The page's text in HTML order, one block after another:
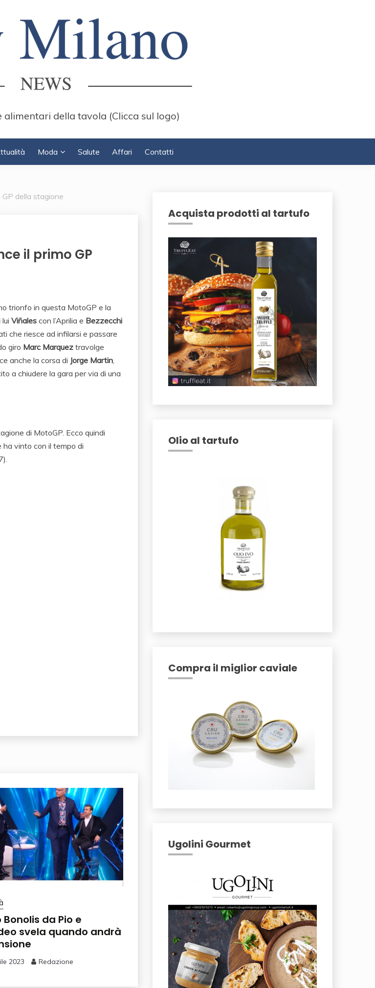
alimentari della tavola (Clicca sul logo)
Moda Salute Affari Contatti
della stagione
il primo GP
trionfo in questa MotoGP e la
Viñales con l’Aprilia e Bezzecchi
che riesce ad infilarsi e passare
giro Marc Marquez travolge
anche la corsa di Jorge Martin,
a chiudere la gara per via di una
di MotoGP. Ecco quindi
ha vinto con il tempo di
Bonolis da Pio e
svela quando andrà
2023 Redazione
Acquista prodotti al tartufo
Olio al tartufo
Compra il miglior caviale
Ugolini Gourmet